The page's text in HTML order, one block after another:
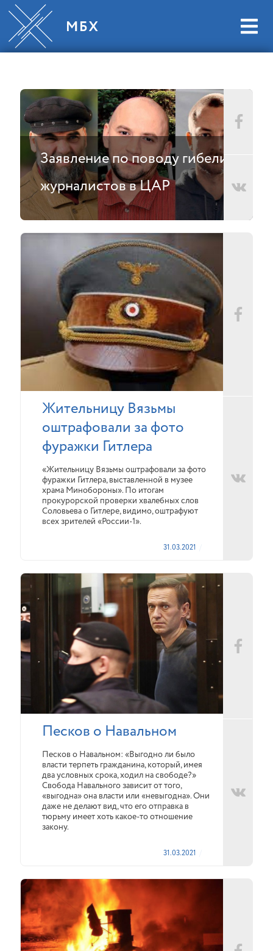
Заявление по поводу гибели
журналистов в ЦАР
Жительницу Вязьмы
оштрафовали за фото
фуражки Гитлера
«Жительницу Вязьмы оштрафовали за фото
фуражки Гитлера, выставленной в музее
храма Минобороны». По итогам
прокурорской проверки хвалебных слов
Соловьева о Гитлере, видимо, оштрафуют
всех зрителей «России-1».
31.03.2021
Песков о Навальном
Песков о Навальном: «Выгодно ли было
власти терпеть гражданина, который, имея
два условных срока, ходил на свободе?»
Свобода Навального зависит от того,
«выгодна» она власти или «невыгодна». Они
даже не делают вид, что его отправка в
тюрьму имеет хоть какое-то отношение
закону.
31.03.2021